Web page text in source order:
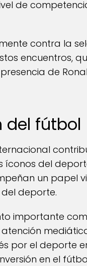
de
contra la
encuentros,
de
del fútbol
del
un papel
deporte.
importante
por el deporte
en el